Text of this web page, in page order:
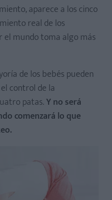
aparece a los cinco
real de los
mundo toma algo más
de los bebés pueden
control de la
patas.Y no será
comenzará lo que